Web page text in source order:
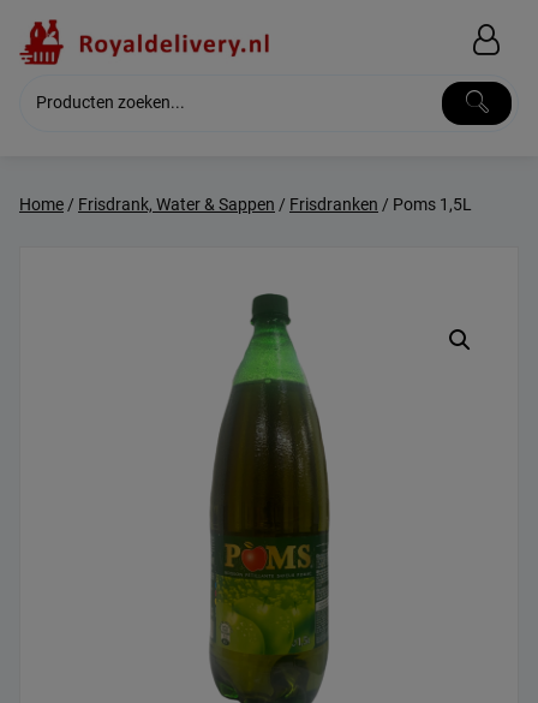
content
Home/ Frisdrank, Water & Sappen / Frisdranken / Poms 1,5L